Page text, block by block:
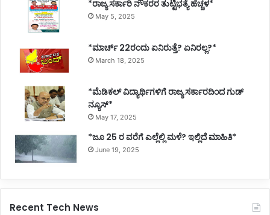
*ರಾಜ್ಯ ಸರ್ಕಾರಿ ನೌಕರರ ತುಟ್ಟಿಭತ್ಯೆ ಹೆಚ್ಚಳ*
May 5, 2025
*ಮಾರ್ಚ್ 22ರಂದು ಏನಿರುತ್ತೆ? ಏನಿರಲ್ಲ?*
March 18, 2025
*ಮೆಡಿಕಲ್ ವಿದ್ಯಾರ್ಥಿಗಳಿಗೆ ರಾಜ್ಯ ಸರ್ಕಾರದಿಂದ ಗುಡ್
ನ್ಯೂಸ್*
May 17, 2025
*ಜೂ 25 ರ ವರೆಗೆ ಎಲ್ಲೆಲ್ಲಿ ಮಳೆ? ಇಲ್ಲಿದೆ ಮಾಹಿತಿ*
June 19, 2025
Recent Tech News